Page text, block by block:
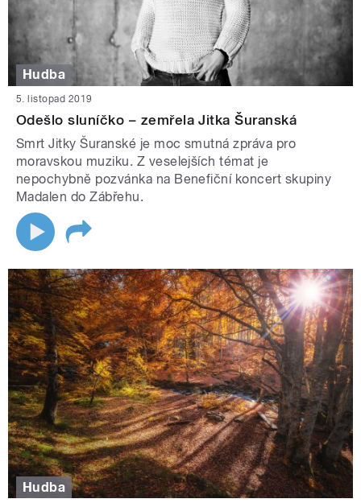
Hudba
5. listopad 2019
Odešlo sluníčko – zemřela Jitka Šuranská
Smrt Jitky Šuranské je moc smutná zpráva pro
moravskou muziku. Z veselejších témat je
nepochybně pozvánka na Benefiční koncert skupiny
Madalen do Zábřehu.
Hudba